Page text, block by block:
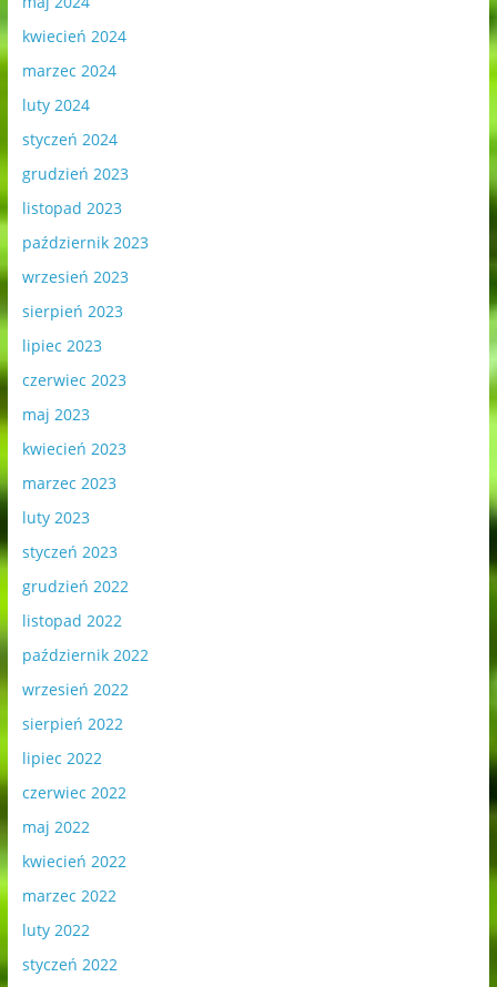
kwiecień 2024
marzec 2024
luty 2024
styczeń 2024
grudzień 2023
listopad 2023
październik 2023
wrzesień 2023
sierpień 2023
lipiec 2023
czerwiec 2023
maj 2023
kwiecień 2023
marzec 2023
luty 2023
styczeń 2023
grudzień 2022
listopad 2022
październik 2022
wrzesień 2022
sierpień 2022
lipiec 2022
czerwiec 2022
maj 2022
kwiecień 2022
marzec 2022
luty 2022
styczeń 2022